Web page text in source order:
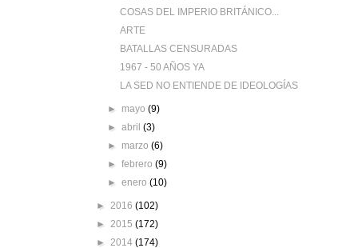
COSAS DEL IMPERIO BRITÁNICO...
ARTE
BATALLAS CENSURADAS
1967 - 50 AÑOS YA
LA SED NO ENTIENDE DE IDEOLOGÍAS
► mayo(9)
►abril(3)
► marzo(6)
►febrero(9)
►enero(10)
► 2016 (102)
► 2015 (172)
► 2014 (174)